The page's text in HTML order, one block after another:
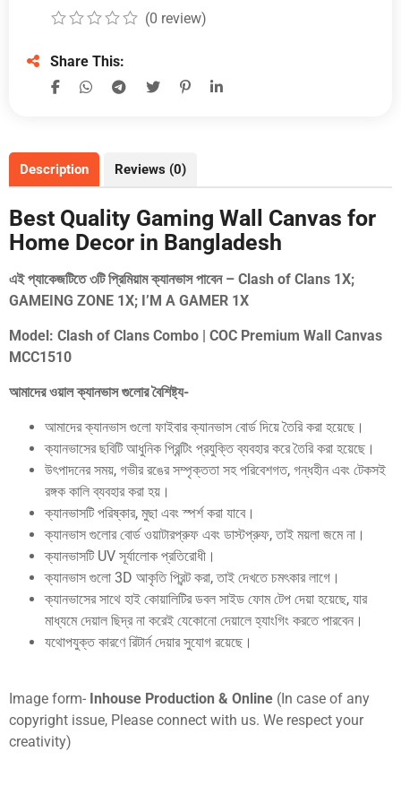
(0 review)
Share This:
Description Reviews (0)
Best Quality Gaming Wall Canvas for
Home Decor in Bangladesh
এই প্যাকেজটিতে ৩টি প্রিমিয়াম ক্যানভাস পাবেন – Clash of Clans 1X;
GAMEING ZONE 1X; I’M A GAMER 1X
Model: Clash of Clans Combo | COC Premium Wall Canvas
MCC1510
আমাদের ওয়াল ক্যানভাস গুলোর বৈশিষ্ট্য-
আমাদের ক্যানভাস গুলো ফাইবার ক্যানভাস বোর্ড দিয়ে তৈরি করা হয়েছে।
ক্যানভাসের ছবিটি আধুনিক প্রিন্টিং প্রযুক্তি ব্যবহার করে তৈরি করা হয়েছে।
উৎপাদনের সময়, গভীর রঙের সম্পৃক্ততা সহ পরিবেশগত, গন্ধহীন এবং টেকসই
রঙ্গক কালি ব্যবহার করা হয়।
ক্যানভাসটি পরিষ্কার, মুছা এবং স্পর্শ করা যাবে।
ক্যানভাস গুলোর বোর্ড ওয়াটারপ্রুফ এবং ডাস্টপ্রুফ, তাই ময়লা জমে না।
ক্যানভাসটি UV সূর্যালোক প্রতিরোধী।
ক্যানভাস গুলো 3D আকৃতি প্রিন্ট করা, তাই দেখতে চমৎকার লাগে।
ক্যানভাসের সাথে হাই কোয়ালিটির ডবল সাইড ফোম টেপ দেয়া হয়েছে, যার
মাধ্যমে দেয়াল ছিদ্র না করেই যেকোনো দেয়ালে হ্যাংগিং করতে পারবেন।
যথোপযুক্ত কারণে রিটার্ন দেয়ার সুযোগ রয়েছে।
Image form- Inhouse Production & Online (In case of any
copyright issue, Please connect with us. We respect your
creativity)